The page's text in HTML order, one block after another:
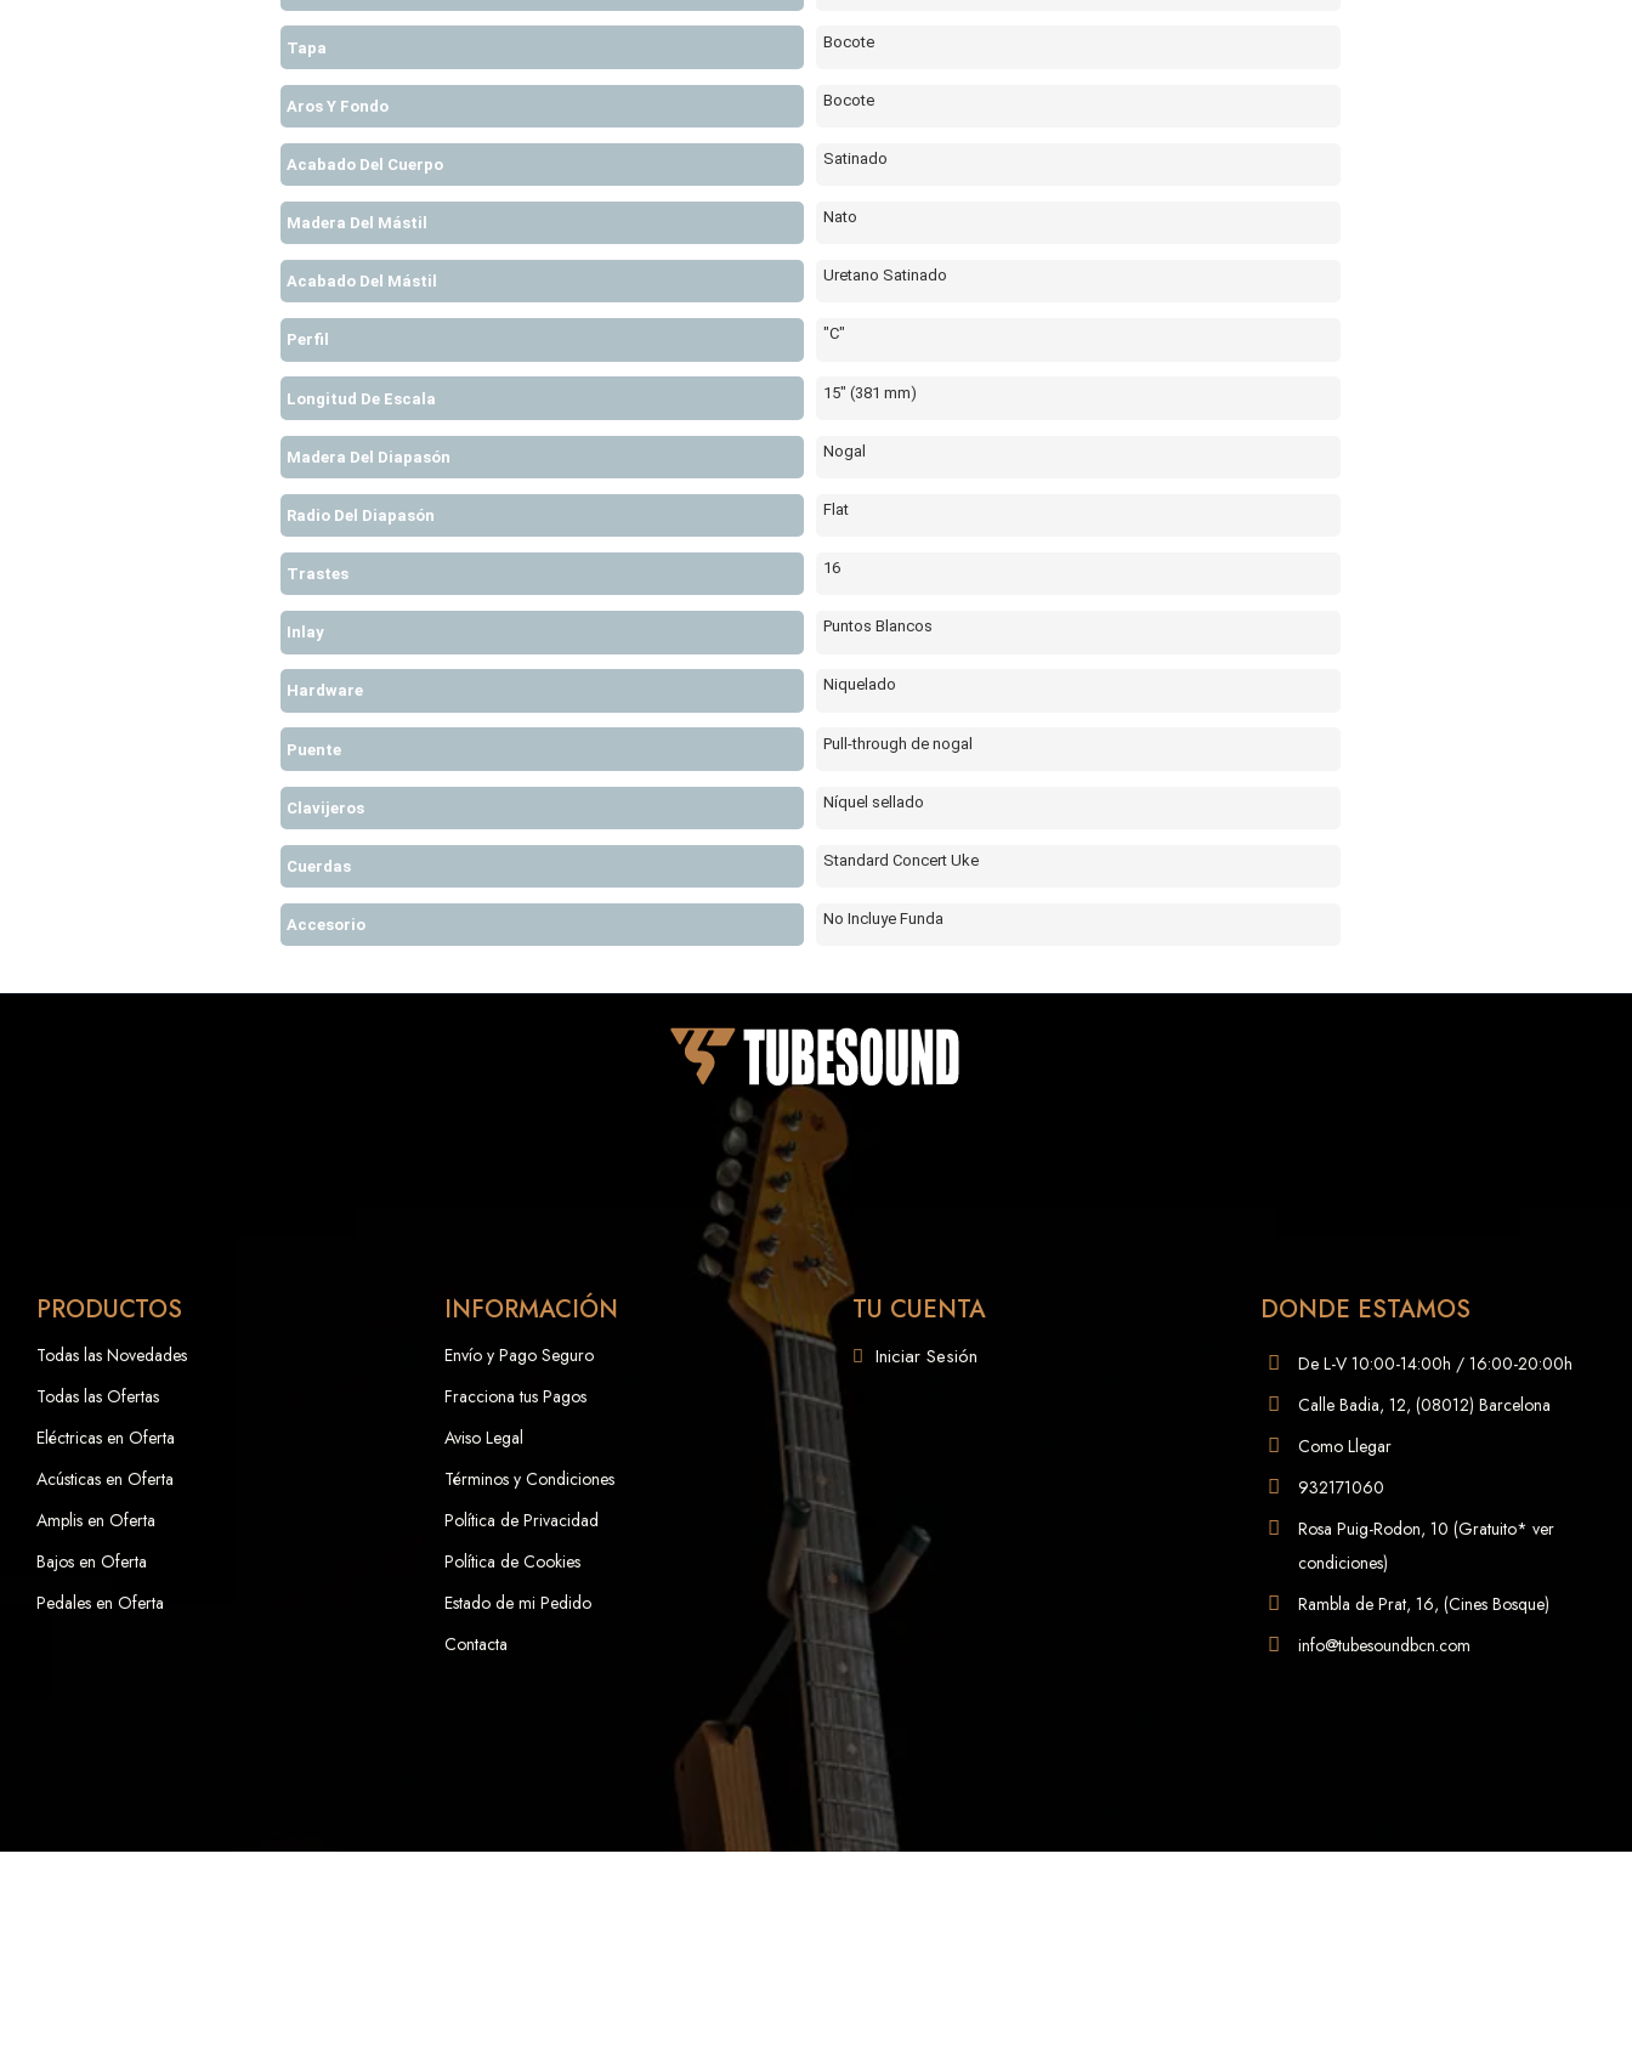
Tapa Bocote
Aros Y Fondo Bocote
Acabado Del Cuerpo Satinado
Madera Del Mástil Nato
Acabado Del Mástil Uretano Satinado
Perfil "C"
Longitud De Escala 15" (381 mm)
Madera Del Diapasón Nogal
Radio Del Diapasón Flat
Trastes 16
Inlay Puntos Blancos
Hardware Niquelado
Puente Pull-through de nogal
Clavijeros Níquel sellado
Cuerdas Standard Concert Uke
Accesorio No Incluye Funda
PRODUCTOS
Todas las Novedades
Todas las Ofertas
Eléctricas en Oferta
Acústicas en Oferta
Amplis en Oferta
Bajos en Oferta
Pedales en Oferta
INFORMACIÓN
Envío y Pago Seguro
Fracciona tus Pagos
Aviso Legal
Términos y Condiciones
Política de Privacidad
Política de Cookies
Estado de mi Pedido
Contacta
TU CUENTA
Iniciar Sesión
DONDE ESTAMOS
De L-V 10:00-14:00h / 16:00-20:00h
Calle Badia, 12, (08012) Barcelona
Como Llegar
932171060
Rosa Puig-Rodon, 10 (Gratuito* ver
condiciones)
Rambla de Prat, 16, (Cines Bosque)
info@tubesoundbcn.com